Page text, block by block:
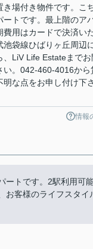
き場付き物件です。こ
ートです。最上階のア
費用はカードで決済い
池袋線ひばりヶ丘周辺
、LiV Life Estateまでお
い。042-460-4016から
明な点をお申し付け下
情報
ートです。2駅利用可
お客様のライフスタイ